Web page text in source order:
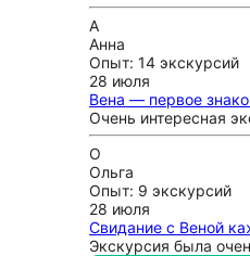
А
Анна
Опыт: 14 экскурсий
28 июля
Вена — первое
Очень интересная
О
Ольга
Опыт: 9 экскурсий
28 июля
Свидание с Веной
Экскурсия была